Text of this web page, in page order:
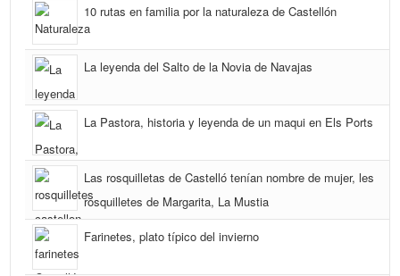
10 rutas en familia por la naturaleza de Castellón
La leyenda del Salto de la Novia de Navajas
La Pastora, historia y leyenda de un maqui en Els Ports
Las rosquilletas de Castelló tenían nombre de mujer, les
rosquilletes de Margarita, La Mustia
Farinetes, plato típico del invierno